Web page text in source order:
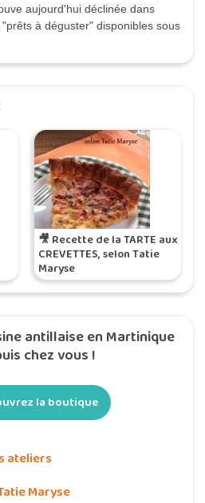
aujourd'hui déclinée dans
à déguster" disponibles sous
🎥 Recette de la TARTE aux
CREVETTES, selon Tatie
Maryse
antillaise en Martinique
chez vous !
la boutique
ateliers
Maryse